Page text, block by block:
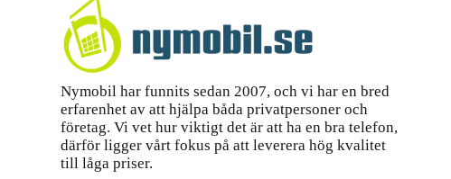
Nymobil har funnits sedan 2007, och vi har en bred
erfarenhet av att hjälpa båda privatpersoner och
företag. Vi vet hur viktigt det är att ha en bra telefon,
därför ligger vårt fokus på att leverera hög kvalitet
till låga priser.